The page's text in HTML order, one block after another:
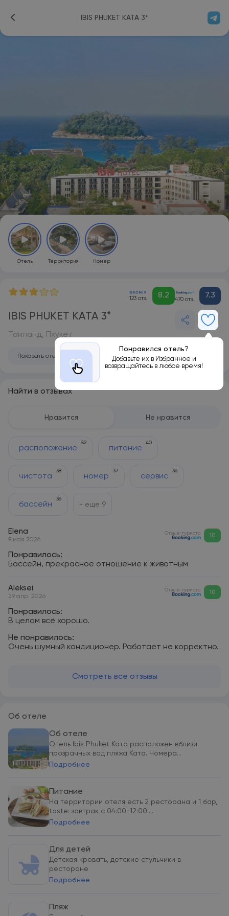
IBIS PHUKET KATA 3*
Отель Территория Номер
123 отз. 8.2 470 отз. 7.3
IBIS PHUKET KATA 3*
Понравился отель?
Добавьте их в Избранное и
возвращайтесь в любое время!
Таиланд, Пхукет
Показать отель на карте
Найти в отзывах
Нравится Не нравится
расположение
52
питание
40
чистота
38
номер
37
сервис
36
бассейн
36
+ еще 9
Elena
9 мая 2026
Отзыв туриста 10
Понравилось:
Бассейн, прекрасное отношение к животным
Aleksei
29 апр. 2026
Отзыв туриста 10
Понравилось:
В целом всё хорошо.
Не понравилось:
Очень шумный кондиционер. Работает не корректно.
Смотреть все отзывы
Об отеле
Об отеле
Отель Ibis Phuket Ката расположен вблизи
прозрачных вод пляжа Ката. Номера...
Подробнее
Питание
На территории отеля есть 2 ресторана и 1 бар,
taste: завтрак с 04:00-12:00....
Подробнее
Для детей
Детская кровать, детские стульчики в
ресторане
Подробнее
Пляж